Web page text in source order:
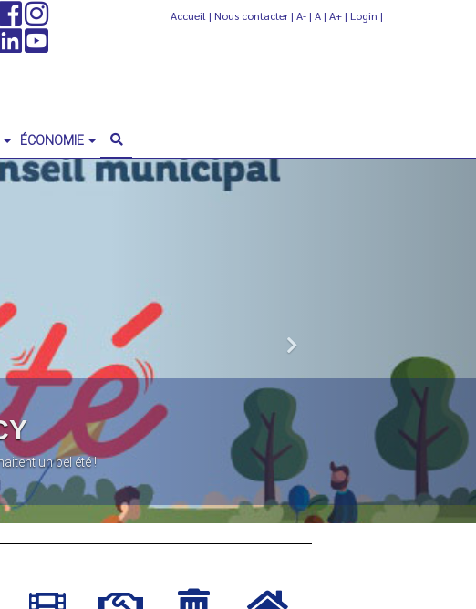
Accueil | Nous contacter | A- | A | A+ | Login |
ÉCONOMIE